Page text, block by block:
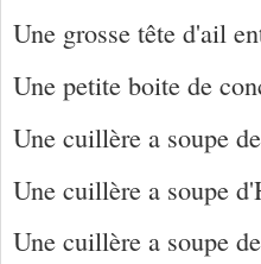
Une grosse tête d'ail
Une petite boite de
Une cuillère a soupe
Une cuillère a soupe
Une cuillère a soupe